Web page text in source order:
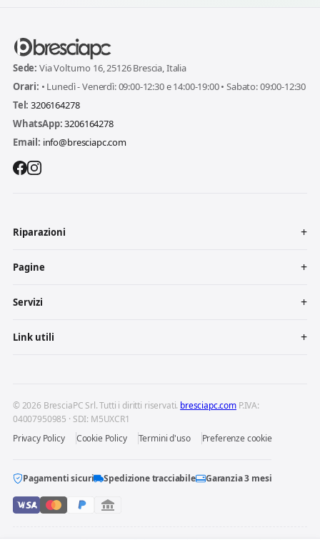
Sede: Via Volturno 16, 25126 Brescia, Italia
Orari: • Lunedì - Venerdì: 09:00-12:30 e 14:00-19:00 • Sabato: 09:00-12:30
Tel: 3206164278
WhatsApp:3206164278
Email: info@bresciapc.com
Riparazioni
Pagine
Servizi
Link utili
© 2026 BresciaPC Srl. Tutti i diritti riservati. bresciapc.com P.IVA:
04007950985 · SDI: M5UXCR1
Privacy Policy
Cookie Policy Termini d'uso Preferenze cookie
Pagamenti sicuri Spedizione tracciabile Garanzia 3 mesi